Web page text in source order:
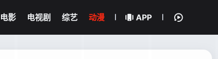
电影 电视剧 综艺 动漫 APP